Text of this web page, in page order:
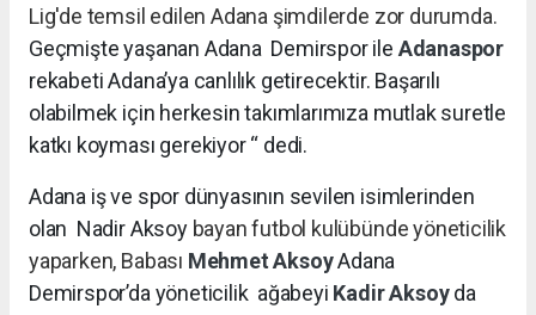
Lig'de temsil edilen Adana şimdilerde zor durumda.
Geçmişte yaşanan Adana Demirspor ile Adanaspor
rekabeti Adana’ya canlılık getirecektir. Başarılı
olabilmek için herkesin takımlarımıza mutlak suretle
katkı koyması gerekiyor “ dedi.
Adana iş ve spor dünyasının sevilen isimlerinden
olan Nadir Aksoy bayan futbol kulübünde yöneticilik
yaparken, Babası Mehmet AksoyAdana
Demirspor’da yöneticilik ağabeyi Kadir Aksoyda